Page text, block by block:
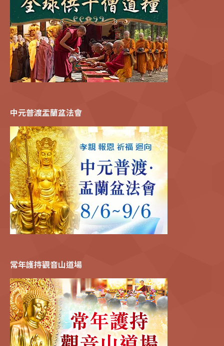
中元普渡盂蘭盆法會
常年護持觀音山道場